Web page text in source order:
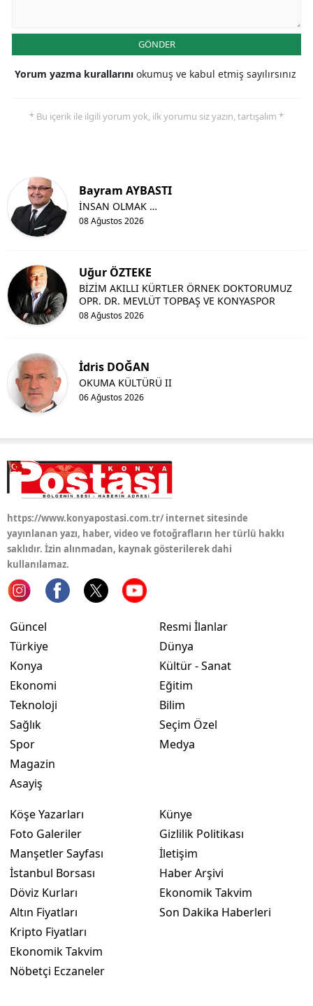
GÖNDER
Yorum yazma kurallarını okumuş ve kabul etmiş sayılırsınız
* Bu içerik ile ilgili yorum yok, ilk yorumu siz yazın, tartışalım *
Bayram AYBASTI
08 Ağustos 2026
İNSAN OLMAK …
Uğur ÖZTEKE
08 Ağustos 2026
BİZİM AKILLI KÜRTLER ÖRNEK DOKTORUMUZ
OPR. DR. MEVLÜT TOPBAŞ VE KONYASPOR
İdris DOĞAN
06 Ağustos 2026
OKUMA KÜLTÜRÜ II
https://www.konyapostasi.com.tr/ internet sitesinde
yayınlanan yazı, haber, video ve fotoğrafların her türlü hakkı
saklıdır. İzin alınmadan, kaynak gösterilerek dahi
kullanılamaz.
Güncel
Türkiye
Konya
Ekonomi
Teknoloji
Sağlık
Spor
Magazin
Asayiş
Resmi İlanlar
Dünya
Kültür - Sanat
Eğitim
Bilim
Seçim Özel
Medya
Köşe Yazarları
Foto Galeriler
Manşetler Sayfası
İstanbul Borsası
Döviz Kurları
Altın Fiyatları
Kripto Fiyatları
Ekonomik Takvim
Nöbetçi Eczaneler
Künye
Gizlilik Politikası
İletişim
Haber Arşivi
Ekonomik Takvim
Son Dakika Haberleri